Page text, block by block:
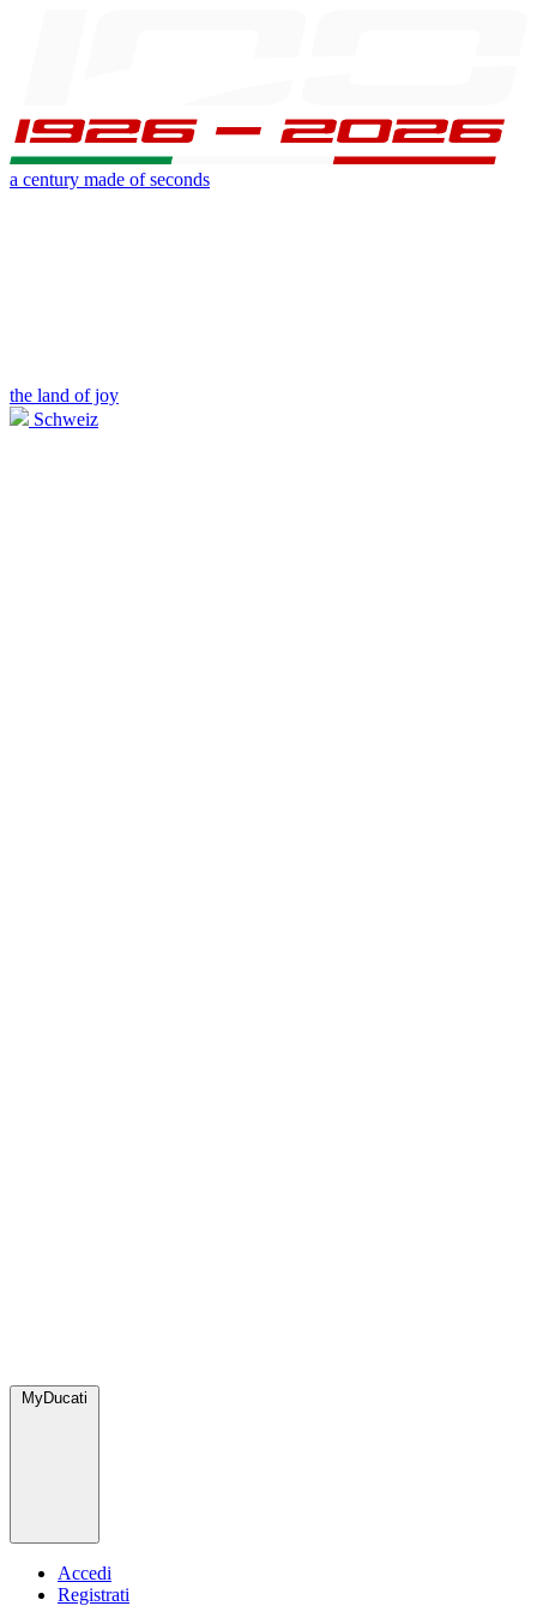
a century made of seconds
the land of joy
Schweiz
MyDucati
Accedi
Registrati